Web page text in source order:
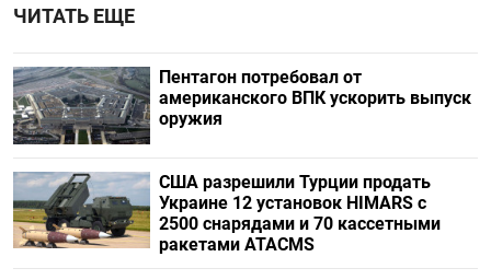
ЧИТАТЬ ЕЩЕ
Пентагон потребовал от
американского ВПК ускорить выпуск
оружия
США разрешили Турции продать
Украине 12 установок HIMARS с
2500 снарядами и 70 кассетными
ракетами ATACMS